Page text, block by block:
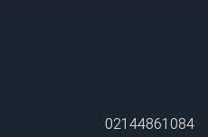
02144861084